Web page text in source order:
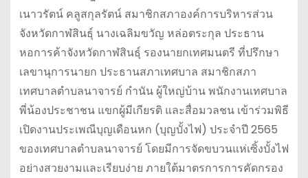
เนาวรัตน์ คลูสกุลรัตน์ สมาชิกสภาองค์การบริหารส่วน
จังหวัดกาฬสินธุ์ นางเฉลิมขวัญ หล่อตระกุล ประธาน
หอการค้าจังหวัดกาฬสินธุ์ รองนายกเทศมนตรี ที่ปรึกษา
เลขานุการนายก ประธานสภาเทศบาล สมาชิกสภา
เทศบาลตำบลนาจารย์ กำนัน ผู้ใหญ่บ้าน พนักงานเทศบาล
พี่น้องประชาชน แขกผู้มีเกียรติ และสื่อมวลชน เข้าร่วมพิธี
เปิดงานประเพณีบุญเดือนหก (บุญบั้งไฟ) ประจำปี 2565
ของเทศบาลตำบลนาจารย์ โดยมีการจัดขบวนแห่เซิ้งบั้งไฟ
อย่างสวยงามและเรียบง่าย ภายใต้มาตรการการคัดกรอง